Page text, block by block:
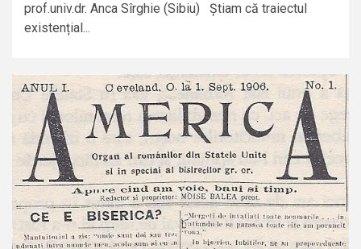
prof.univ.dr. Anca Sîrghie (Sibiu) Știam că traiectul
existențial...